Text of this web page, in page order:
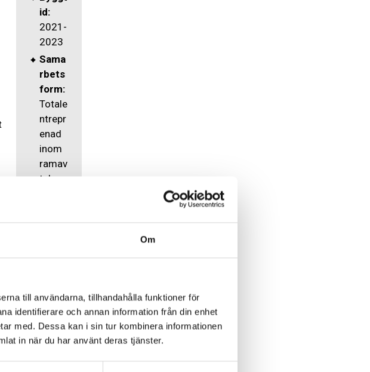
Om
till användarna, tillhandahålla funktioner för
identifierare och annan information från din enhet
med. Dessa kan i sin tur kombinera informationen
in när du har använt deras tjänster.
id:
2021-
2023
Sama
rbets
form:
Totale
ntrepr
enad
inom
ramav
tal
dukt:
Lamel
aktsu
mma:
160
MSEK
Klima